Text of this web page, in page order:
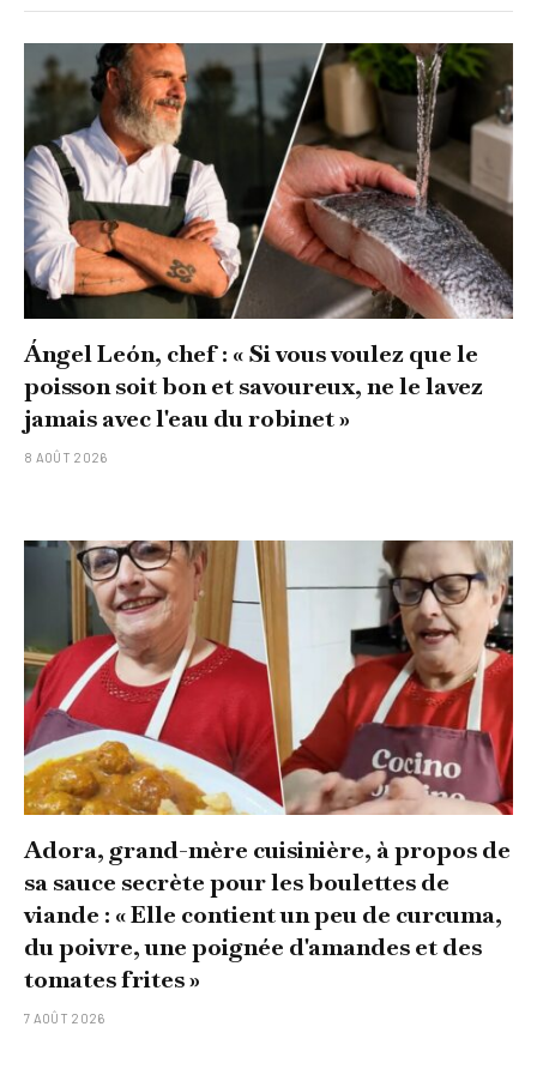
Ángel León, chef : « Si vous voulez que le
poisson soit bon et savoureux, ne le lavez
jamais avec l'eau du robinet »
8 AOÛT 2026
Adora, grand-mère cuisinière, à propos de
sa sauce secrète pour les boulettes de
viande : « Elle contient un peu de curcuma,
du poivre, une poignée d'amandes et des
tomates frites »
7 AOÛT 2026